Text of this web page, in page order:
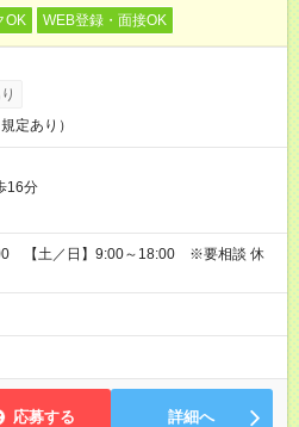
OK WEB登録・面接OK
定あり）
16分
【土／日】9:00～18:00 ※要相談 休
応募する 詳細へ